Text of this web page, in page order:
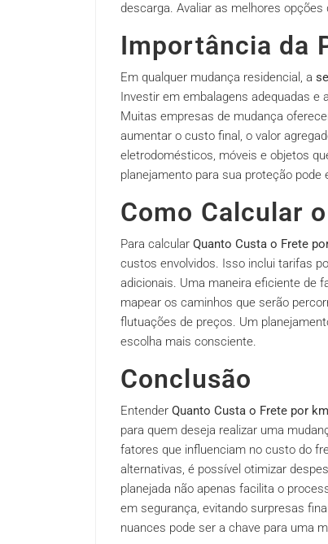
descarga. Avaliar as melhores
Importância da
Em qualquer mudança residencial, a
Investir em embalagens adequadas e
Muitas empresas de mudança
aumentar o custo final, o valor
eletrodomésticos, móveis e objetos
planejamento para sua proteção
Como Calcular
Para calcular Quanto Custa o Frete
custos envolvidos. Isso inclui tarifas
adicionais. Uma maneira eficiente de
mapear os caminhos que serão
flutuações de preços. Um
escolha mais consciente.
Conclusão
Entender Quanto Custa o Frete por
para quem deseja realizar uma
fatores que influenciam no custo do
alternativas, é possível otimizar
planejada não apenas facilita o
em segurança, evitando surpresas
nuances pode ser a chave para uma